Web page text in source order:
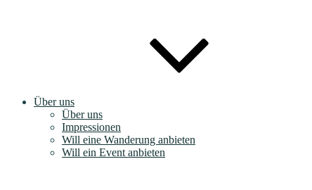
Über uns
Über uns
Impressionen
Will eine Wanderung anbieten
Will ein Event anbieten